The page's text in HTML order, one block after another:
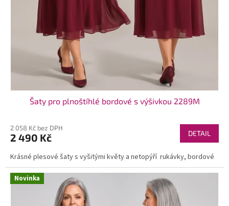
Šaty pro plnoštíhlé bordové s výšivkou 2289M
2 058 Kč bez DPH
2 490 Kč DETAIL
Krásné plesové šaty s vyšitými květy a netopýří rukávky, bordové
Novinka